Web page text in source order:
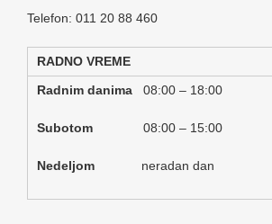
Telefon: 011 20 88 460
RADNO VREME
Radnim danima 08:00 – 18:00
Subotom 08:00 – 15:00
Nedeljom neradan dan